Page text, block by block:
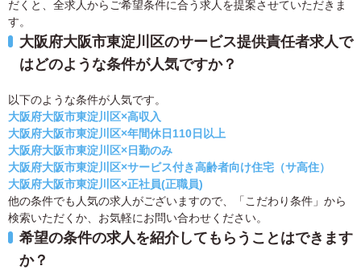
だくと、全求人からご希望条件に合う求人を提案させていただきま
す。
大阪府大阪市東淀川区のサービス提供責任者求人で
はどのような条件が人気ですか？
以下のような条件が人気です。
大阪府大阪市東淀川区×高収入
大阪府大阪市東淀川区×年間休日110日以上
大阪府大阪市東淀川区×日勤のみ
大阪府大阪市東淀川区×サービス付き高齢者向け住宅（サ高住）
大阪府大阪市東淀川区×正社員(正職員)
他の条件でも人気の求人がございますので、「こだわり条件」から
検索いただくか、お気軽にお問い合わせください。
希望の条件の求人を紹介してもらうことはできます
か？